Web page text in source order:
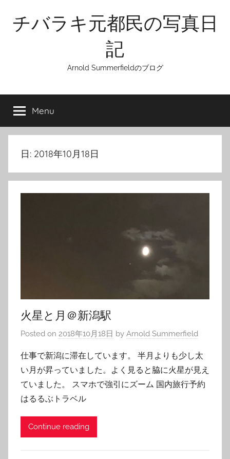
content
チバラキ元都民の写真日
記
Arnold Summerfieldのブログ
Menu
日: 2018年10月18日
火星と月＠新潟駅
Posted on 2018年10月18日 by Arnold Summerfield
仕事で新潟に滞在しています。 半月よりも少し太
い月が昇っていました。よく見ると脇に火星が見え
ていました。 スマホで強引にズーム 国内旅行予約
はるるぶトラベル
Continue reading